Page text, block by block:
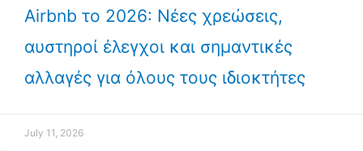
Airbnb το 2026: Νέες χρεώσεις,
αυστηροί έλεγχοι και σημαντικές
αλλαγές για όλους τους ιδιοκτήτες
July 11, 2026